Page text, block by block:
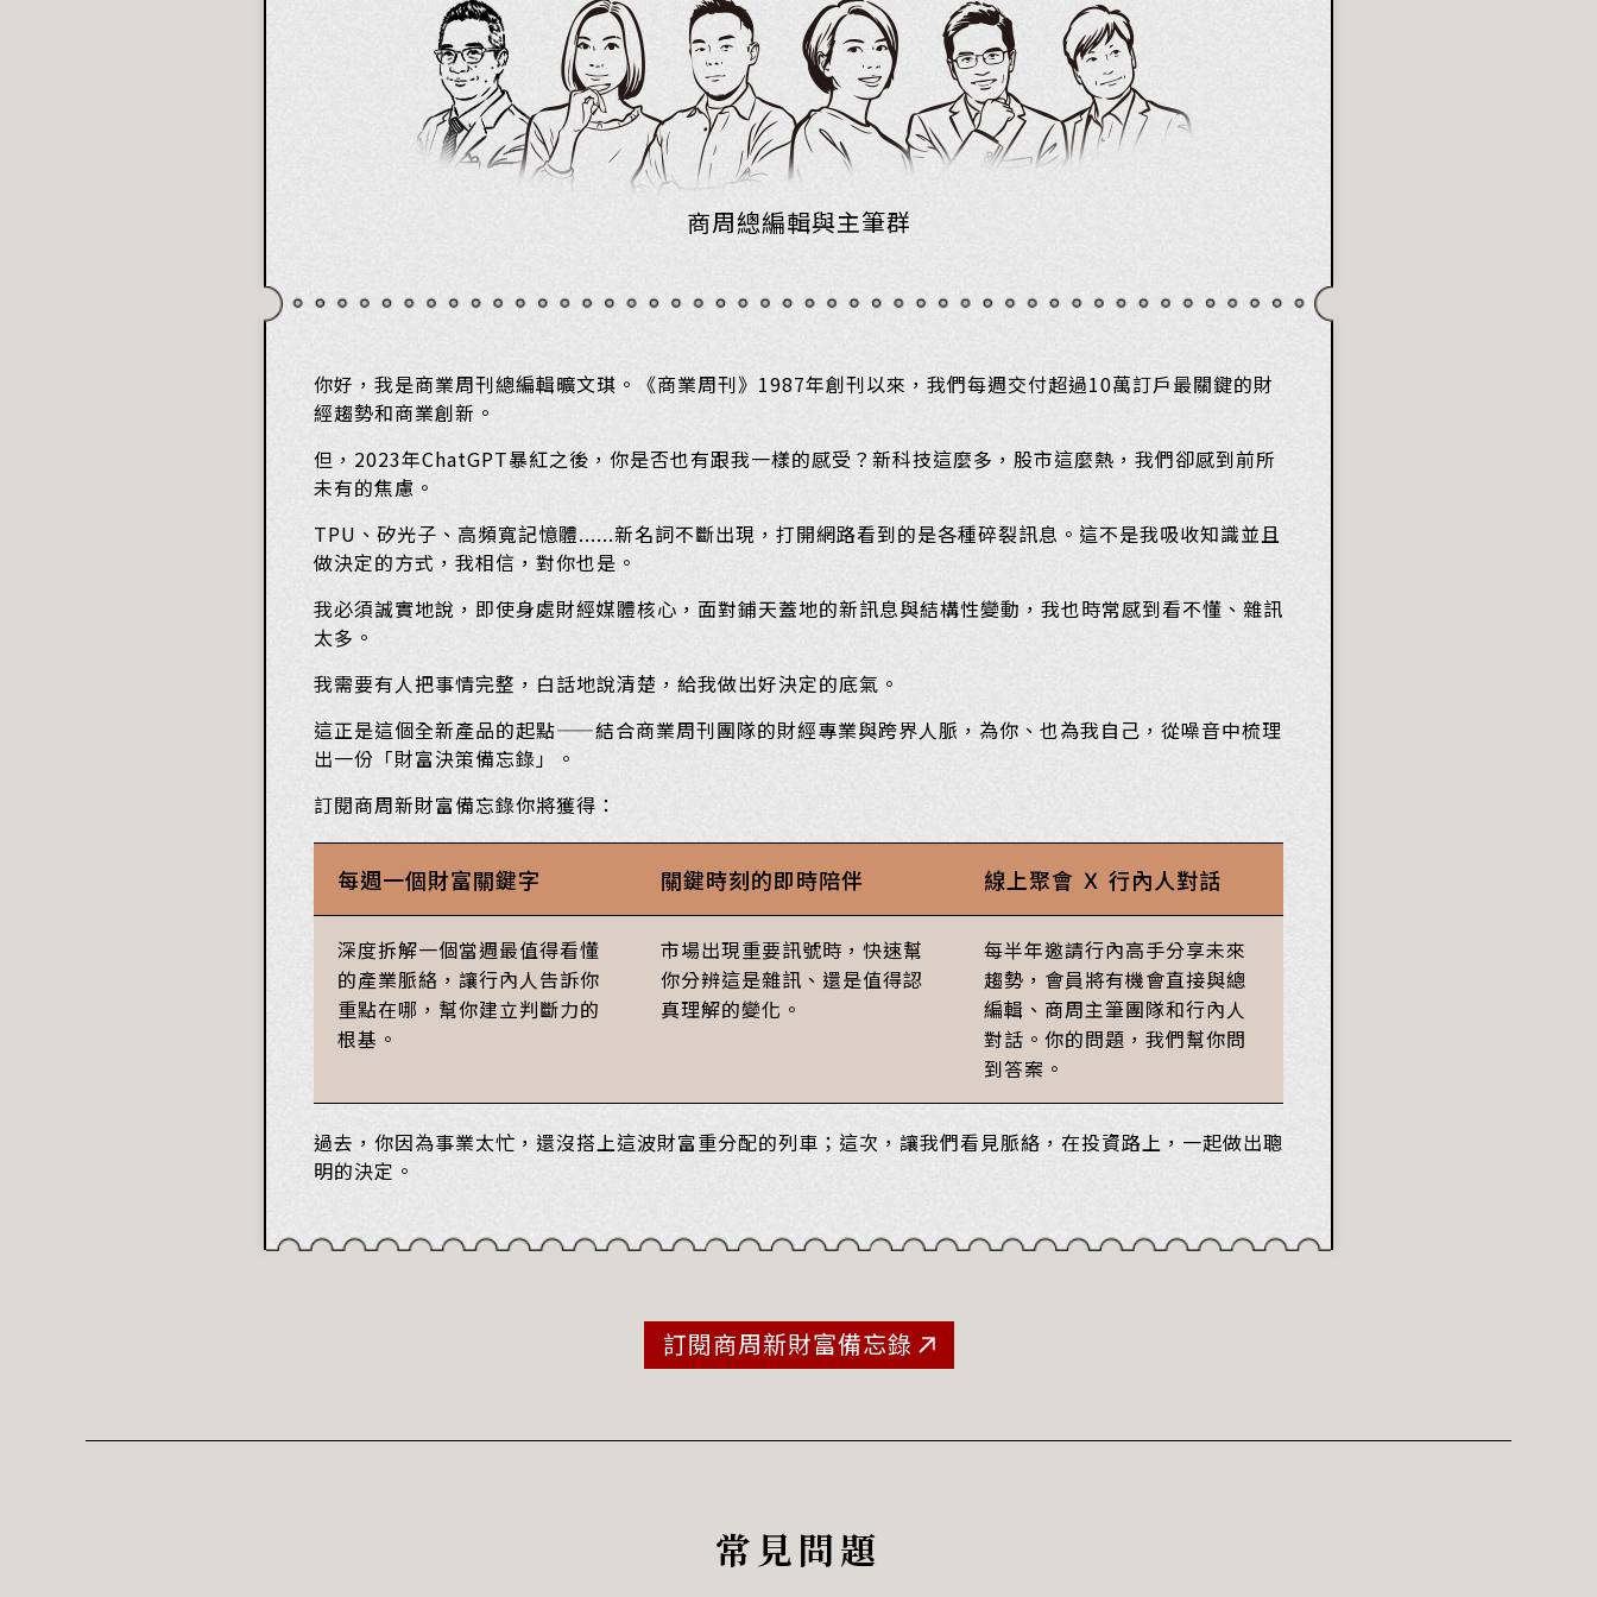
商周總編輯與主筆群
你好，我是商業周刊總編輯曠文琪。《商業周刊》1987年創刊以來，我們每週交付超過10萬訂戶最關鍵的財
經趨勢和商業創新。
但，2023年ChatGPT暴紅之後，你是否也有跟我一樣的感受？新科技這麼多，股市這麼熱，我們卻感到前所
未有的焦慮。
TPU、矽光子、高頻寬記憶體......新名詞不斷出現，打開網路看到的是各種碎裂訊息。這不是我吸收知識並且
做決定的方式，我相信，對你也是。
我必須誠實地說，即使身處財經媒體核心，面對鋪天蓋地的新訊息與結構性變動，我也時常感到看不懂、雜訊
太多。
我需要有人把事情完整，白話地說清楚，給我做出好決定的底氣。
這正是這個全新產品的起點——結合商業周刊團隊的財經專業與跨界人脈，為你、也為我自己，從噪音中梳理
出一份「財富決策備忘錄」。
訂閱商周新財富備忘錄你將獲得：
每週一個財富關鍵字 關鍵時刻的即時陪伴 線上聚會 Ｘ 行內人對話
深度拆解一個當週最值得看懂
的產業脈絡，讓行內人告訴你
重點在哪，幫你建立判斷力的
根基。
市場出現重要訊號時，快速幫
你分辨這是雜訊、還是值得認
真理解的變化。
每半年邀請行內高手分享未來
趨勢，會員將有機會直接與總
編輯、商周主筆團隊和行內人
對話。你的問題，我們幫你問
到答案。
過去，你因為事業太忙，還沒搭上這波財富重分配的列車；這次，讓我們看見脈絡，在投資路上，一起做出聰
明的決定。
訂閱商周新財富備忘錄
常見問題